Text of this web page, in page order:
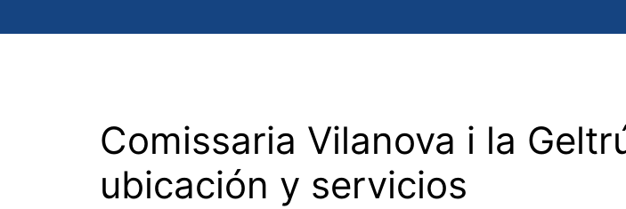
Comissaria Vilanova i la
ubicación y servicios